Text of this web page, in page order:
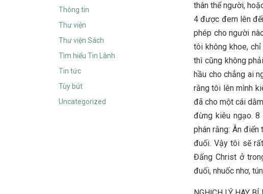
thân thể người,
4 được đem lên
phép cho người
tôi không khoe,
thì cũng không
hầu cho chẳng ai
rằng tôi lên mình
đã cho một cái
đừng kiêu ngạo. 8
phán rằng: Ân
đuối. Vậy tôi sẽ
Đấng Christ ở
đuối, nhuốc nhơ,
Thông tin
Thư viện
Thư viện Sách
Tìm hiểu Tin Lành
Tin tức
Tùy bút
Uncategorized